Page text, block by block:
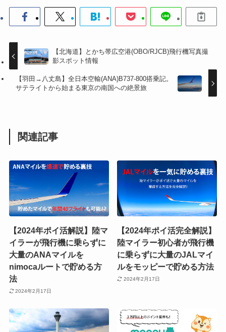
【北海道】とかち帯広空港(OBO/RJCB)飛行機写真撮
影スポット情報
【羽田→八丈島】全日本空輸(ANA)B737-800搭乗記。
サテライトから始まる東京の南国への絶景旅
関連記事
【2024年ポイ活解説】陸マ
イラーが飛行機に乗らずに
大量のANAマイルを
nimocaルートで貯める方
法
2024年2月17日
【2024年ポイ活完全解説】
陸マイラー初心者が飛行機
に乗らずに大量のJALマイ
ルをモッピーで貯める方法
2024年2月17日